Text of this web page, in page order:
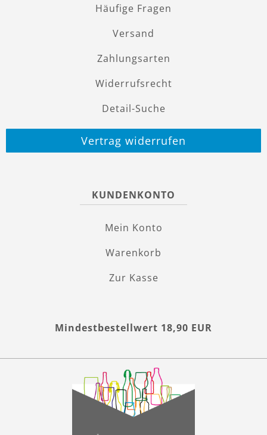
Häufige Fragen
Versand
Zahlungsarten
Widerrufsrecht
Detail-Suche
Vertrag widerrufen
KUNDENKONTO
Mein Konto
Warenkorb
Zur Kasse
Mindestbestellwert 18,90 EUR